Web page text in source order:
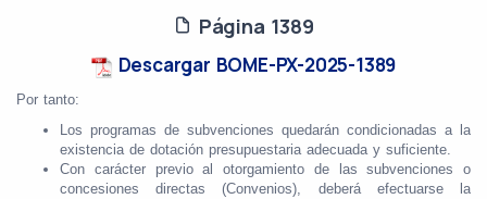
Página 1389
Descargar BOME-PX-2025-1389
Por tanto:
Los programas de subvenciones quedarán condicionadas a la
existencia de dotación presupuestaria adecuada y suficiente.
Con carácter previo al otorgamiento de las subvenciones o
concesiones directas (Convenios), deberá efectuarse la